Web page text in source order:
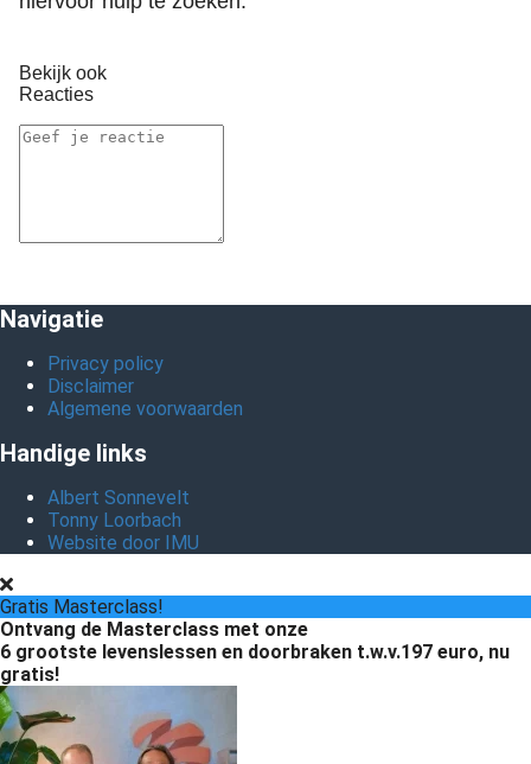
Bekijk ook
Reacties
Navigatie
Privacy policy
Disclaimer
Algemene voorwaarden
Handige links
Albert Sonnevelt
Tonny Loorbach
Website door IMU
Gratis Masterclass!
Ontvang de Masterclass met onze
6 grootste levenslessen en doorbraken t.w.v.197 euro, nu
gratis!